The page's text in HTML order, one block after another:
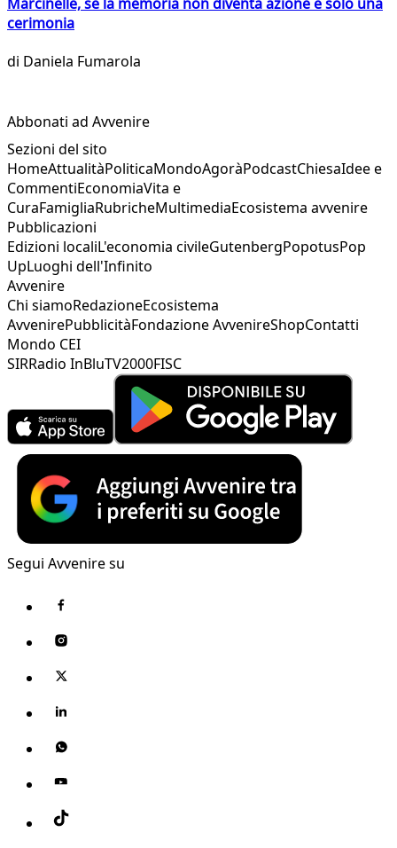
cerimonia
di Daniela Fumarola
Abbonati ad Avvenire
Sezioni del sito
HomeAttualitàPoliticaMondoAgoràPodcastChiesaIdee e
CommentiEconomiaVita e
CuraFamigliaRubricheMultimediaEcosistema avvenire
Pubblicazioni
Edizioni localiL'economia civileGutenbergPopotusPop
UpLuoghi dell'Infinito
Avvenire
Chi siamoRedazioneEcosistema
AvvenirePubblicitàFondazione AvvenireShopContatti
Mondo CEI
SIRRadio InBluTV2000FISC
Segui Avvenire su